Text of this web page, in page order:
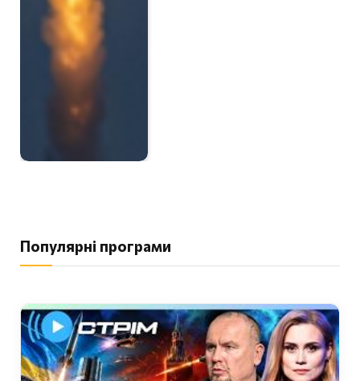
Популярні програми